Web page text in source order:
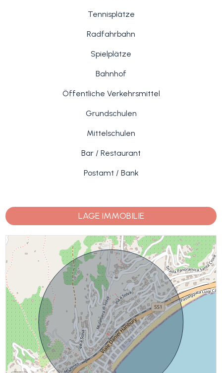
Tennisplätze
Radfahrbahn
Spielplätze
Bahnhof
Öffentliche Verkehrsmittel
Grundschulen
Mittelschulen
Bar / Restaurant
Postamt / Bank
LAGE IMMOBILIE